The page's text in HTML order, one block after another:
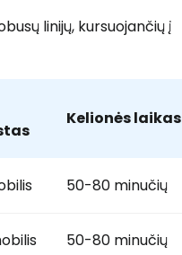
linijų, kursuojančių į
Kelionės laikas
50-80 minučių
50-80 minučių